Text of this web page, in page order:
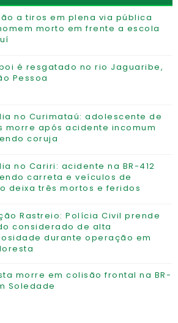
a tiros em plena via pública
morto em frente a escola
é resgatado no rio Jaguaribe,
Pessoa
no Curimataú: adolescente de
morre após acidente incomum
coruja
no Cariri: acidente na BR-412
carreta e veículos de
deixa três mortos e feridos
Rastreio: Polícia Civil prende
considerado de alta
durante operação em
morre em colisão frontal na BR-
Soledade